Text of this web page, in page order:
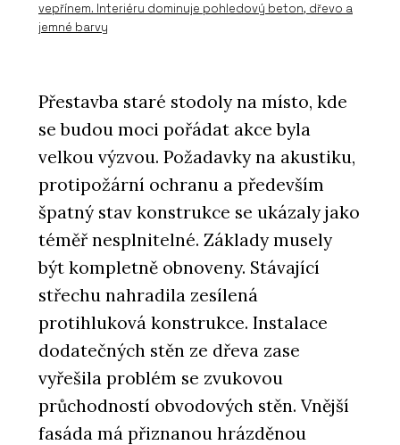
vepřínem. Interiéru dominuje pohledový beton, dřevo a
jemné barvy
Přestavba staré stodoly na místo, kde
se budou moci pořádat akce byla
velkou výzvou. Požadavky na akustiku,
protipožární ochranu a především
špatný stav konstrukce se ukázaly jako
téměř nesplnitelné. Základy musely
být kompletně obnoveny. Stávající
střechu nahradila zesílená
protihluková konstrukce. Instalace
dodatečných stěn ze dřeva zase
vyřešila problém se zvukovou
průchodností obvodových stěn. Vnější
fasáda má přiznanou hrázděnou